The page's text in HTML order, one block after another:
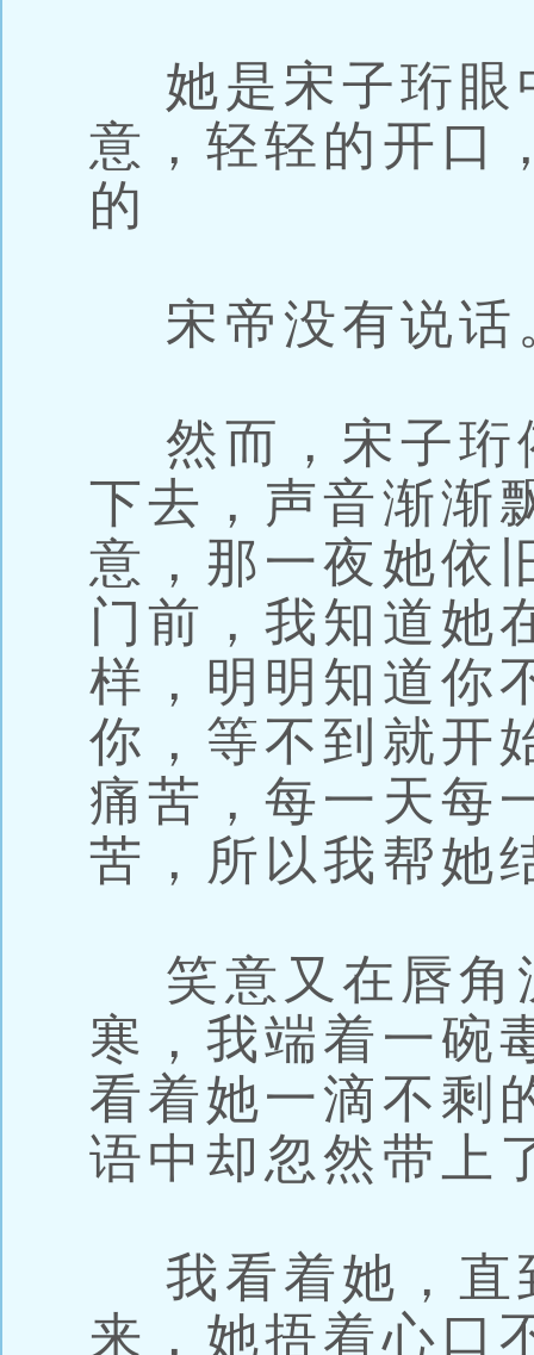
她是宋子珩眼
意，轻轻的开口
的
宋帝没有说话
然而，宋子珩
下去，声音渐渐
意，那一夜她依
门前，我知道她
样，明明知道你
你，等不到就开
痛苦，每一天每
苦，所以我帮她
笑意又在唇角
寒，我端着一碗
看着她一滴不剩
语中却忽然带上
我看着她，直
来，她捂着心口